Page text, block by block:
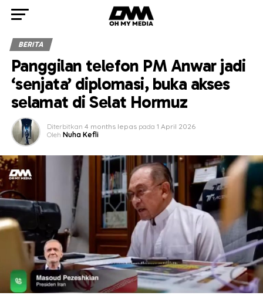
BERITA
Panggilan telefon PM Anwar jadi
‘senjata’ diplomasi, buka akses
selamat di Selat Hormuz
Diterbitkan 4 months lepas pada 1 April 2026
Oleh Nuha Kefli